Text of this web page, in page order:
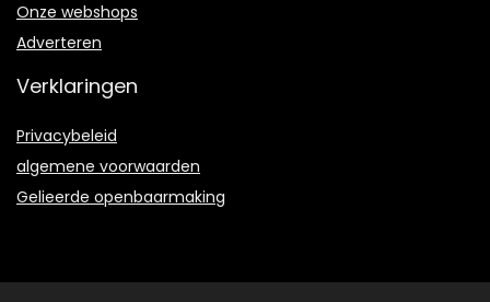
Onze webshops
Adverteren
Verklaringen
Privacybeleid
algemene voorwaarden
Gelieerde openbaarmaking